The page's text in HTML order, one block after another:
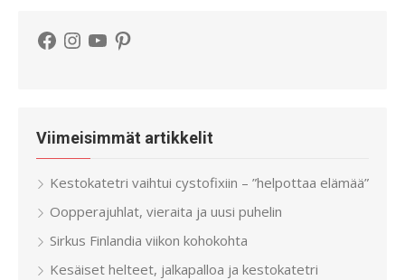
Facebook
Instagram
YouTubePinterest
Viimeisimmät artikkelit
Kestokatetri vaihtui cystofixiin – ”helpottaa elämää”
Oopperajuhlat, vieraita ja uusi puhelin
Sirkus Finlandia viikon kohokohta
Kesäiset helteet, jalkapalloa ja kestokatetri